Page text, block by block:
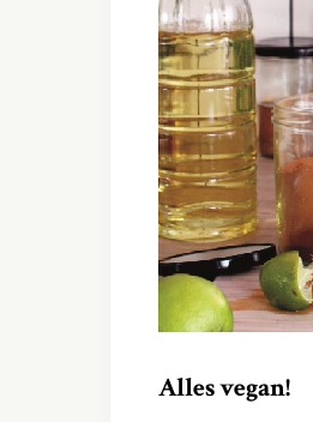
Alles vegan!